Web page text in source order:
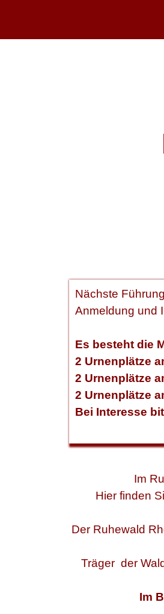
Nächste
Anmeldung und
Es besteht die
2 Urnenplätze
2 Urnenplätze
2 Urnenplätze
Bei Interesse
Im
Hier finden
Der Ruhewald
Träger der
Im